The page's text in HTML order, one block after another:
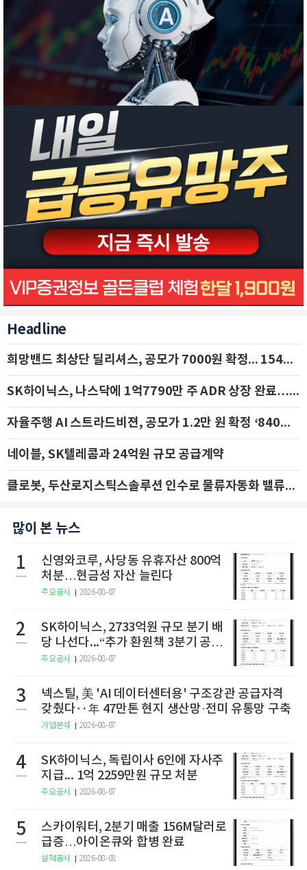
Headline
희망밴드 최상단 딜리셔스, 공모가 7000원 확정... 154억 규모 IPO 돌입
SK하이닉스, 나스닥에 1억7790만 주 ADR 상장 완료…29일 국내 추가 상장
자율주행 AI 스트라드비젼, 공모가 1.2만 원 확정 ‘840억 수혈’
네이블, SK텔레콤과 24억원 규모 공급계약
클로봇, 두산로지스틱스솔루션 인수로 물류자동화 밸류체인 확장 추진 - IBK투자증권
많이 본 뉴스
1
신영와코루, 사당동 유휴자산 800억
처분…현금성 자산 늘린다
주요공시 2026-08-07
2
SK하이닉스, 2733억원 규모 분기 배
당 나선다...“추가 환원책 3분기 공
개”
주요공시 2026-08-07
3
넥스틸, 美 'AI 데이터센터용' 구조강관 공급자격
갖췄다‥年 47만톤 현지 생산망·전미 유통망 구축
기업분석 2026-08-07
4
SK하이닉스, 독립이사 6인에 자사주
지급... 1억 2259만원 규모 처분
주요공시 2026-08-07
5
스카이워터, 2분기 매출 156M달러로
급증…아이온큐와 합병 완료
실적공시 2026-08-08